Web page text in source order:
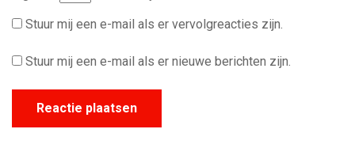
Stuur mij een e-mail als er vervolgreacties zijn.
Stuur mij een e-mail als er nieuwe berichten zijn.